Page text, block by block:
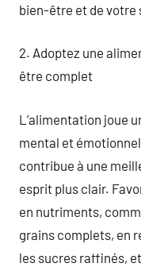
bien-être et de votre
2. Adoptez une
être complet
L’alimentation joue
mental et
contribue à une
esprit plus clair.
en nutriments,
grains complets, en
les sucres raffinés,